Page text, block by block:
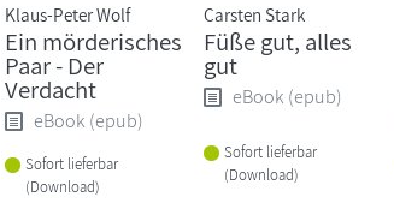
Klaus-Peter Wolf
Ein mörderisches
Paar - Der
Verdacht
eBook (epub)
Sofort lieferbar
(Download)
Carsten Stark
Füße gut, alles
gut
eBook (epub)
Sofort lieferbar
(Download)